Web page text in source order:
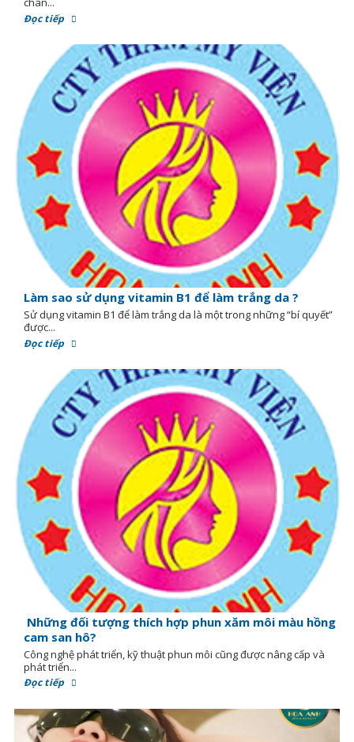
Đọc tiếp
Làm sao sử dụng vitamin B1 để làm trắng da ?
Sử dụng vitamin B1 để làm trắng da là một trong những “bí quyết”
được...
Đọc tiếp
Những đối tượng thích hợp phun xăm môi màu hồng
cam san hô?
Công nghệ phát triển, kỹ thuật phun môi cũng được nâng cấp và
phát triển...
Đọc tiếp